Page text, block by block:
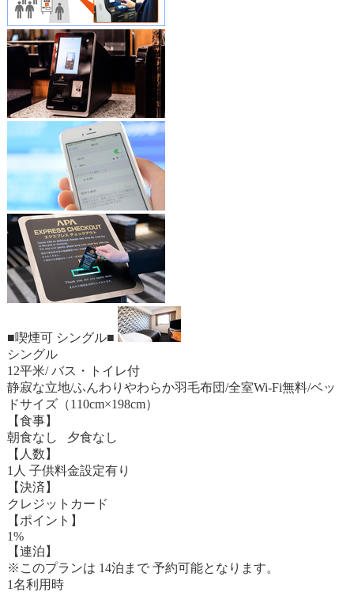
■喫煙可 シングル■
シングル
12平米/ バス・トイレ付
静寂な立地/ふんわりやわらか羽毛布団/全室Wi-Fi無料/ベッ
ドサイズ（110cm×198cm）
【食事】
朝食なし 夕食なし
【人数】
1人 子供料金設定有り
【決済】
クレジットカード
【ポイント】
1%
【連泊】
※このプランは 14泊まで 予約可能となります。
1名利用時